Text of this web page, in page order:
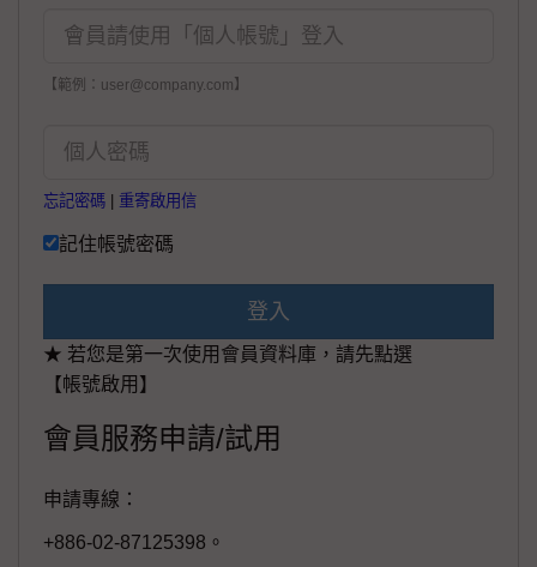
【範例：user@company.com】
忘記密碼 重寄啟用信
記住帳號密碼
登入
★ 若您是第一次使用會員資料庫，請先點選
【帳號啟用】
會員服務申請/試用
申請專線：
+886-02-87125398。